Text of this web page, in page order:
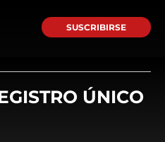
SUSCRIBIRSE
ÚNICO